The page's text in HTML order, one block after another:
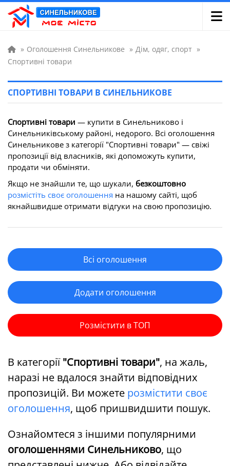
» Оголошення Синельникове » Дім, одяг, спорт »
Спортивні товари
СПОРТИВНІ ТОВАРИ В СИНЕЛЬНИКОВЕ
Спортивні товари — купити в Синельниково і
Синельниківському районі, недорого. Всі оголошення
Синельникове з категорії "Спортивні товари" — свіжі
пропозиції від власників, які допоможуть купити,
продати чи обміняти.
Якщо не знайшли те, що шукали, безкоштовно
розмістіть своє оголошення на нашому сайті, щоб
якнайшвидше отримати відгуки на свою пропозицію.
Всі оголошення
Додати оголошення
Розмістити в ТОП
В категорії"Спортивні товари", на жаль,
наразі не вдалося знайти відповідних
пропозицій. Ви можете розмістити своє
оголошення, щоб пришвидшити пошук.
Ознайомтеся з іншими популярними
оголошеннями Синельниково, що